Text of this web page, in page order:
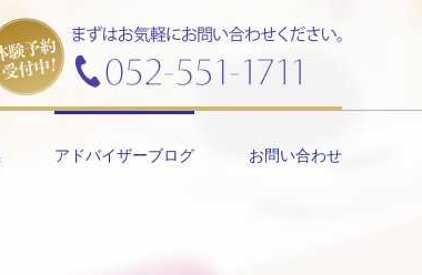
アドバイザーブログ お問い合わせ